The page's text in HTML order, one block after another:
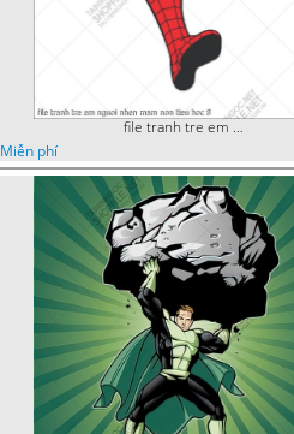
file tranh tre em nguoi nhen mam non tieu hoc 8
Miễn phí